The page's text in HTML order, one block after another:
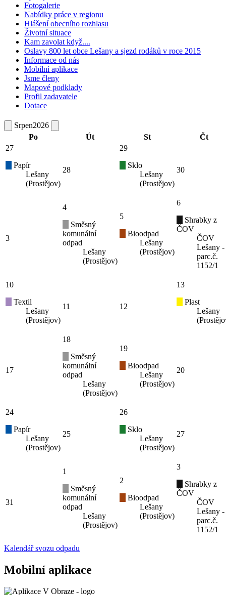
Fotogalerie
Nabídky práce v regionu
Hlášení obecního rozhlasu
Životní situace
Kam zavolat když....
Oslavy 800 let obce Lešany a sjezd rodáků v roce 2015
Informace od nás
Mobilní aplikace
Jsme členy
Mapové podklady
Profil zadavatele
Dotace
Srpen2026
Po
Út St
Čt
27
Papír
Lešany
(Prostějov)
28
29
Sklo
Lešany
(Prostějov)
30
3
4
Směsný
komunální
odpad
Lešany
(Prostějov)
5
Bioodpad
Lešany
(Prostějov)
6
Shrabky z
ČOV
ČOV
Lešany -
parc.č.
1152/1
10
Textil
Lešany
(Prostějov)
11 12
13
Plast
Lešany
17
18
Směsný
komunální
odpad
Lešany
(Prostějov)
19
Bioodpad
Lešany
(Prostějov)
20
24
Papír
Lešany
(Prostějov)
25
26
Sklo
Lešany
(Prostějov)
27
31
1
Směsný
komunální
odpad
Lešany
(Prostějov)
2
Bioodpad
Lešany
(Prostějov)
3
Shrabky z
ČOV
ČOV
Lešany -
parc.č.
1152/1
Kalendář svozu odpadu
Mobilní aplikace